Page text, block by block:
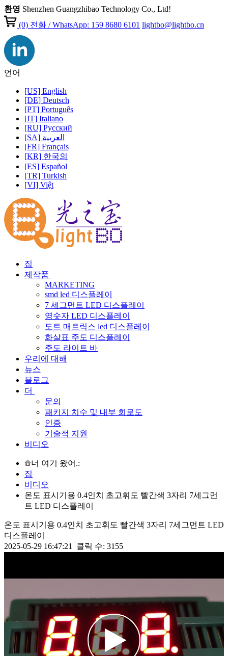
환영 Shenzhen Guangzhibao Technology Co., Ltd!
(0) 전화 / WhatsApp: 159 8680 6101 lightbo@lightbo.cn
언어
[US] English
[DE] Deutsch
[PT] Português
[IT] Italiano
[RU] Pусский
[SA] العربية
[FR] Français
[KR] 한국의
[ES] Español
[TR] Turkish
[VI] Việt
집
제작품
MARKETING
smd led 디스플레이
7 세그먼트 LED 디스플레이
영숫자 LED 디스플레이
도트 매트릭스 led 디스플레이
화살표 주도 디스플레이
주도 라이트 바
우리에 대해
뉴스
블로그
더
문의
패키지 치수 및 내부 회로도
인증
기술적 지원
비디오
너 여기 왔어.:
집
비디오
온도 표시기용 0.4인치 초고휘도 빨간색 3자리 7세그먼
트 LED 디스플레이
온도 표시기용 0.4인치 초고휘도 빨간색 3자리 7세그먼트 LED
디스플레이
2025-05-29 16:47:21 클릭 수: 3155
00:00:00 / 00:27